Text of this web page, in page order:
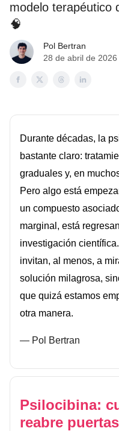
modelo terapéutico
🧠
Pol Bertran
28 de abril de 2026
Durante décadas, la
bastante claro:
graduales y, en
Pero algo está
un compuesto
marginal, está
investigación
invitan, al menos, a
solución milagrosa,
que quizá estamos
otra manera.
— Pol Bertran
Psilocibina:
reabre